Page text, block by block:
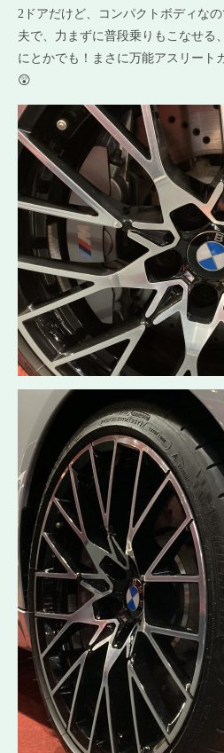
2ドアだけど、コンパクトボディな
夫で、力まずに普段乗りもこなせる
にとかでも！まさに万能アスリート
😲